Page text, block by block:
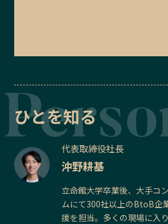
ひとを知る
代表取締役社長
沖野耕基
立命館大学卒業後、大手コ
ムにて300社以上のBtoB企
援を担当。多くの現場に入